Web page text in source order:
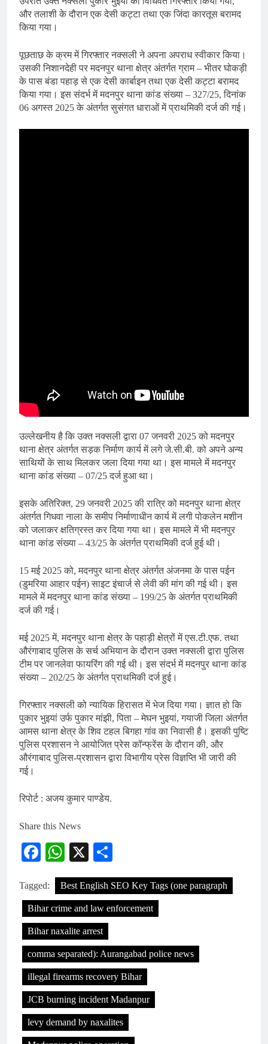
और तलाशी के दौरान एक देसी कट्टा तथा एक जिंदा कारतूस बरामद
किया गया।
पूछताछ के क्रम में गिरफ्तार नक्सली ने अपना अपराध स्वीकार किया।
उसकी निशानदेही पर मदनपुर थाना क्षेत्र अंतर्गत ग्राम – भीतर घोकड़ी
के पास बंडा पहाड़ से एक देसी कार्बाइन तथा एक देसी कट्टा बरामद
किया गया। इस संदर्भ में मदनपुर थाना कांड संख्या – 327/25, दिनांक
06 अगस्त 2025 के अंतर्गत सुसंगत धाराओं में प्राथमिकी दर्ज की गई।
उल्लेखनीय है कि उक्त नक्सली द्वारा 07 जनवरी 2025 को मदनपुर
थाना क्षेत्र अंतर्गत सड़क निर्माण कार्य में लगे जे.सी.बी. को अपने अन्य
साथियों के साथ मिलकर जला दिया गया था। इस मामले में मदनपुर
थाना कांड संख्या – 07/25 दर्ज हुआ था।
इसके अतिरिक्त, 29 जनवरी 2025 की रात्रि को मदनपुर थाना क्षेत्र
अंतर्गत गिधवा नाला के समीप निर्माणाधीन कार्य में लगी पोकलेन मशीन
को जलाकर क्षतिग्रस्त कर दिया गया था। इस मामले में भी मदनपुर
थाना कांड संख्या – 43/25 के अंतर्गत प्राथमिकी दर्ज हुई थी।
15 मई 2025 को, मदनपुर थाना क्षेत्र अंतर्गत अंजनमा के पास पईन
(डुमरिया आहार पईन) साइट इंचार्ज से लेवी की मांग की गई थी। इस
मामले में मदनपुर थाना कांड संख्या – 199/25 के अंतर्गत प्राथमिकी
दर्ज की गई।
मई 2025 में, मदनपुर थाना क्षेत्र के पहाड़ी क्षेत्रों में एस.टी.एफ. तथा
औरंगाबाद पुलिस के सर्च अभियान के दौरान उक्त नक्सली द्वारा पुलिस
टीम पर जानलेवा फायरिंग की गई थी। इस संदर्भ में मदनपुर थाना कांड
संख्या – 202/25 के अंतर्गत प्राथमिकी दर्ज हुई।
गिरफ्तार नक्सली को न्यायिक हिरासत में भेज दिया गया। ज्ञात हो कि
पुकार भुइयां उर्फ पुकार मांझी, पिता – मेघन भुइयां, गयाजी जिला अंतर्गत
आमस थाना क्षेत्र के शिव टहल बिगहा गांव का निवासी है। इसकी पुष्टि
पुलिस प्रशासन ने आयोजित प्रेस कॉन्फ्रेंस के दौरान की, और
औरंगाबाद पुलिस-प्रशासन द्वारा विभागीय प्रेस विज्ञप्ति भी जारी की
गई।
रिपोर्ट : अजय कुमार पाण्डेय.
Share this News
Facebook
WhatsApp
X
Tagged: Best English SEO Key Tags (one paragraph
Bihar crime and law enforcement
Bihar naxalite arrest
comma separated): Aurangabad police news
illegal firearms recovery Bihar
JCB burning incident Madanpur
levy demand by naxalites